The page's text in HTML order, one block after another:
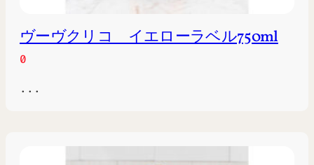
ヴーヴクリコ イエローラベル750ml
0
...